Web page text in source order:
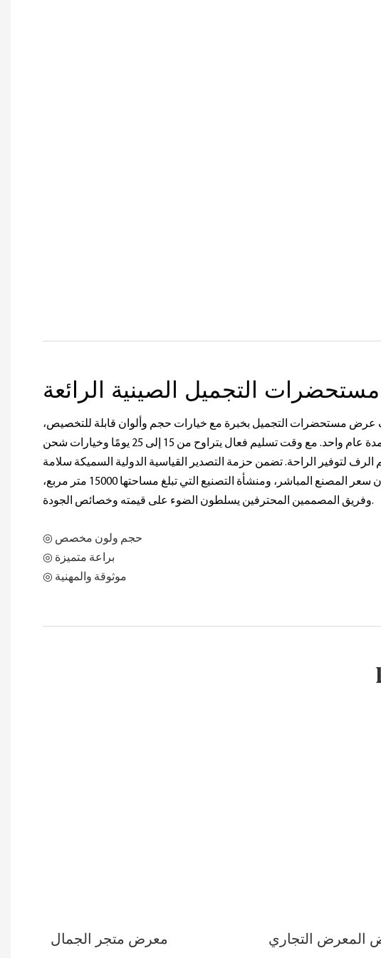
التجميل الصينية الرائعة
مستحضرات التجميل بخبرة مع خيارات حجم وألوان قابلة للتخصيص،
ومدعوم بضمان لمدة عام واحد. مع وقت تسليم فعال يتراوح من 15 إلى 25 يومًا وخيارات شحن
الرف لتوفير الراحة. تضمن حزمة التصدير القياسية الدولية السميكة سلامة
المنتج، في حين أن سعر المصنع المباشر، ومنشأة التصنيع التي تبلغ مساحتها 15000 متر مربع،
وفريق المصممين المحترفين يسلطون الضوء على قيمته وخصائص الجودة.
◎ حجم ولون مخصص
◎ براعة متميزة
◎ موثوقة والمهنية
معرض متجر الجمال المعرض التجاري